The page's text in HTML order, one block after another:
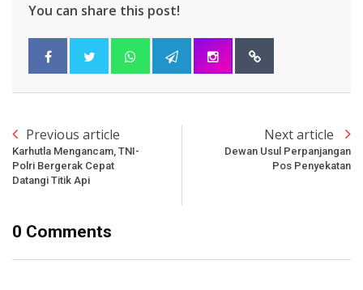
You can share this post!
Previous article
Karhutla Mengancam, TNI-
Polri Bergerak Cepat
Datangi Titik Api
Next article
Dewan Usul Perpanjangan
Pos Penyekatan
0 Comments